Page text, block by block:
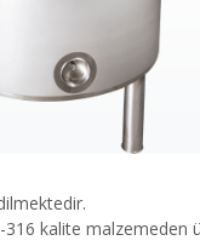
316 kalite